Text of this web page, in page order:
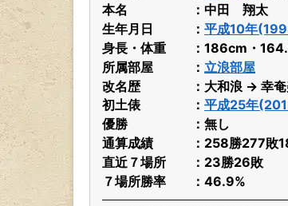
本名
中田 翔太
生年月日
平成10年
身長・体重
186cm・
所属部屋
立浪部屋
改名歴
大和浪 → 幸
初土俵
平成25年
優勝
無し
通算成績
258勝277敗
直近７場所
23勝26敗
７場所勝率
46.9%